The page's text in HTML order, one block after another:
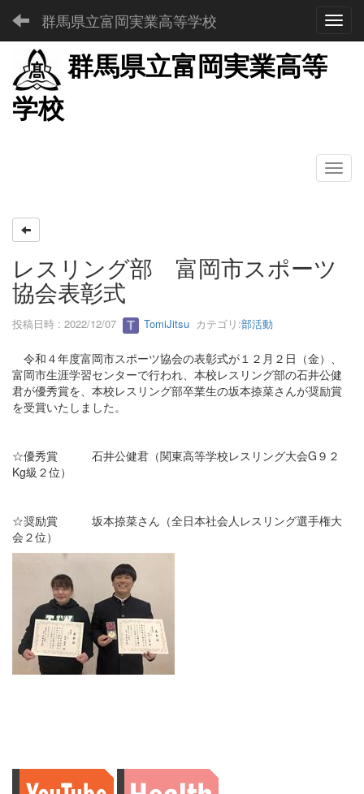
群馬県立富岡実業高等学校
群馬県立富岡実業高等
学校
レスリング部 富岡市スポーツ
協会表彰式
投稿日時 : 2022/12/07 TomiJitsu カテゴリ:部活動
令和４年度富岡市スポーツ協会の表彰式が１２月２日（金）、
富岡市生涯学習センターで行われ、本校レスリング部の石井公健
君が優秀賞を、本校レスリング部卒業生の坂本捺菜さんが奨励賞
を受賞いたしました。
☆優秀賞 石井公健君（関東高等学校レスリング大会G９２
Kg級２位）
☆奨励賞 坂本捺菜さん（全日本社会人レスリング選手権大
会２位）